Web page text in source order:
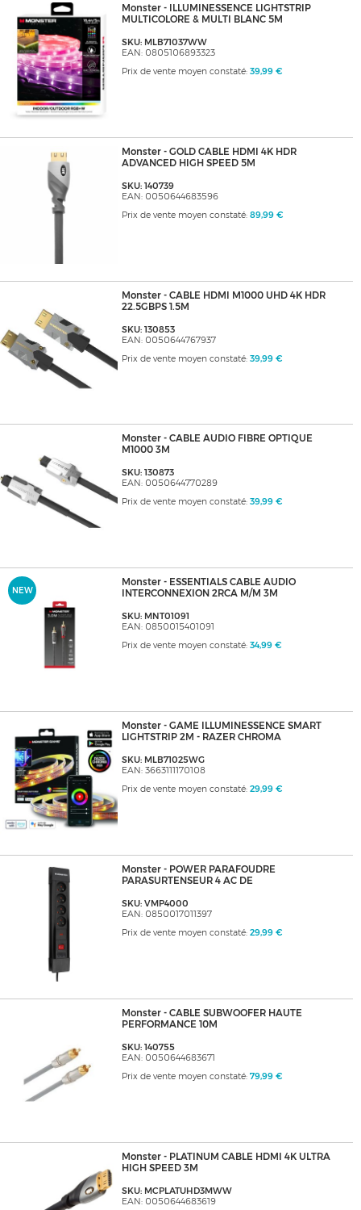
Monster - ILLUMINESSENCE LIGHTSTRIP
MULTICOLORE & MULTI BLANC 5M
SKU: MLB71037WW
EAN: 0805106893323
Prix de vente moyen constaté: 39,99 €
Monster - GOLD CABLE HDMI 4K HDR
ADVANCED HIGH SPEED 5M
SKU: 140739
EAN: 0050644683596
Prix de vente moyen constaté: 89,99 €
Monster - CABLE HDMI M1000 UHD 4K HDR
22.5GBPS 1.5M
SKU: 130853
EAN: 0050644767937
Prix de vente moyen constaté: 39,99 €
Monster - CABLE AUDIO FIBRE OPTIQUE
M1000 3M
SKU: 130873
EAN: 0050644770289
Prix de vente moyen constaté: 39,99 €
NEW
Monster - ESSENTIALS CABLE AUDIO
INTERCONNEXION 2RCA M/M 3M
SKU: MNT01091
EAN: 0850015401091
Prix de vente moyen constaté: 34,99 €
Monster - GAME ILLUMINESSENCE SMART
LIGHTSTRIP 2M - RAZER CHROMA
SKU: MLB71025WG
EAN: 3663111170108
Prix de vente moyen constaté: 29,99 €
Monster - POWER PARAFOUDRE
PARASURTENSEUR 4 AC DE
SKU: VMP4000
EAN: 0850017011397
Prix de vente moyen constaté: 29,99 €
Monster - CABLE SUBWOOFER HAUTE
PERFORMANCE 10M
SKU: 140755
EAN: 0050644683671
Prix de vente moyen constaté: 79,99 €
Monster - PLATINUM CABLE HDMI 4K ULTRA
HIGH SPEED 3M
SKU: MCPLATUHD3MWW
EAN: 0050644683619